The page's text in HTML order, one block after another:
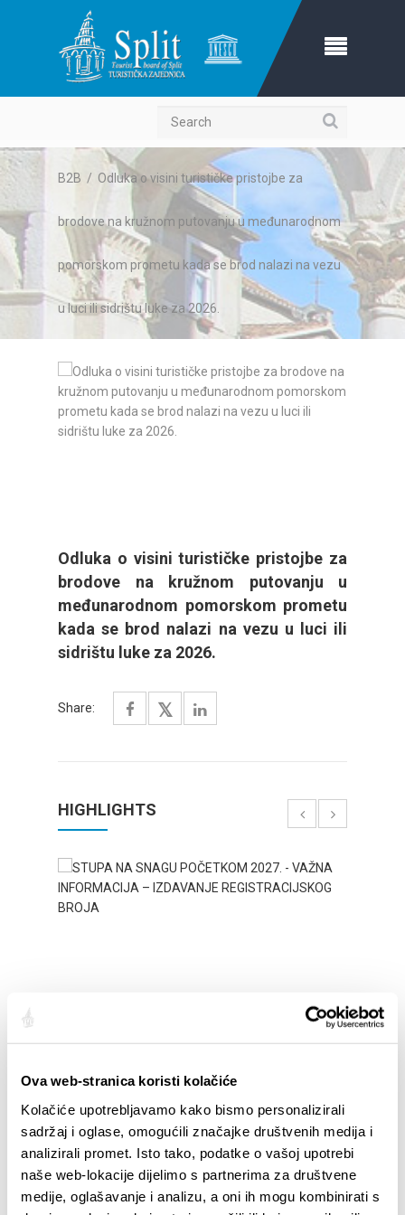
Ova web-stranica koristi kolačiće
Kolačiće upotrebljavamo kako bismo personalizirali
sadržaj i oglase, omogućili značajke društvenih medija i
analizirali promet. Isto tako, podatke o vašoj upotrebi
naše web-lokacije dijelimo s partnerima za društvene
medije, oglašavanje i analizu, a oni ih mogu kombinirati s
Search
B2B / Odluka o visini turističke pristojbe za
brodove na kružnom putovanju u međunarodnom
pomorskom prometu kada se brod nalazi na vezu
u luci ili sidrištu luke za 2026.
Odluka o visini turističke pristojbe za
brodove na kružnom putovanju u
međunarodnom pomorskom prometu
kada se brod nalazi na vezu u luci ili
sidrištu luke za 2026.
Share:
HIGHLIGHTS
INFORMACIJA – IZDAVANJE REGISTRACIJSKOG
BROJA